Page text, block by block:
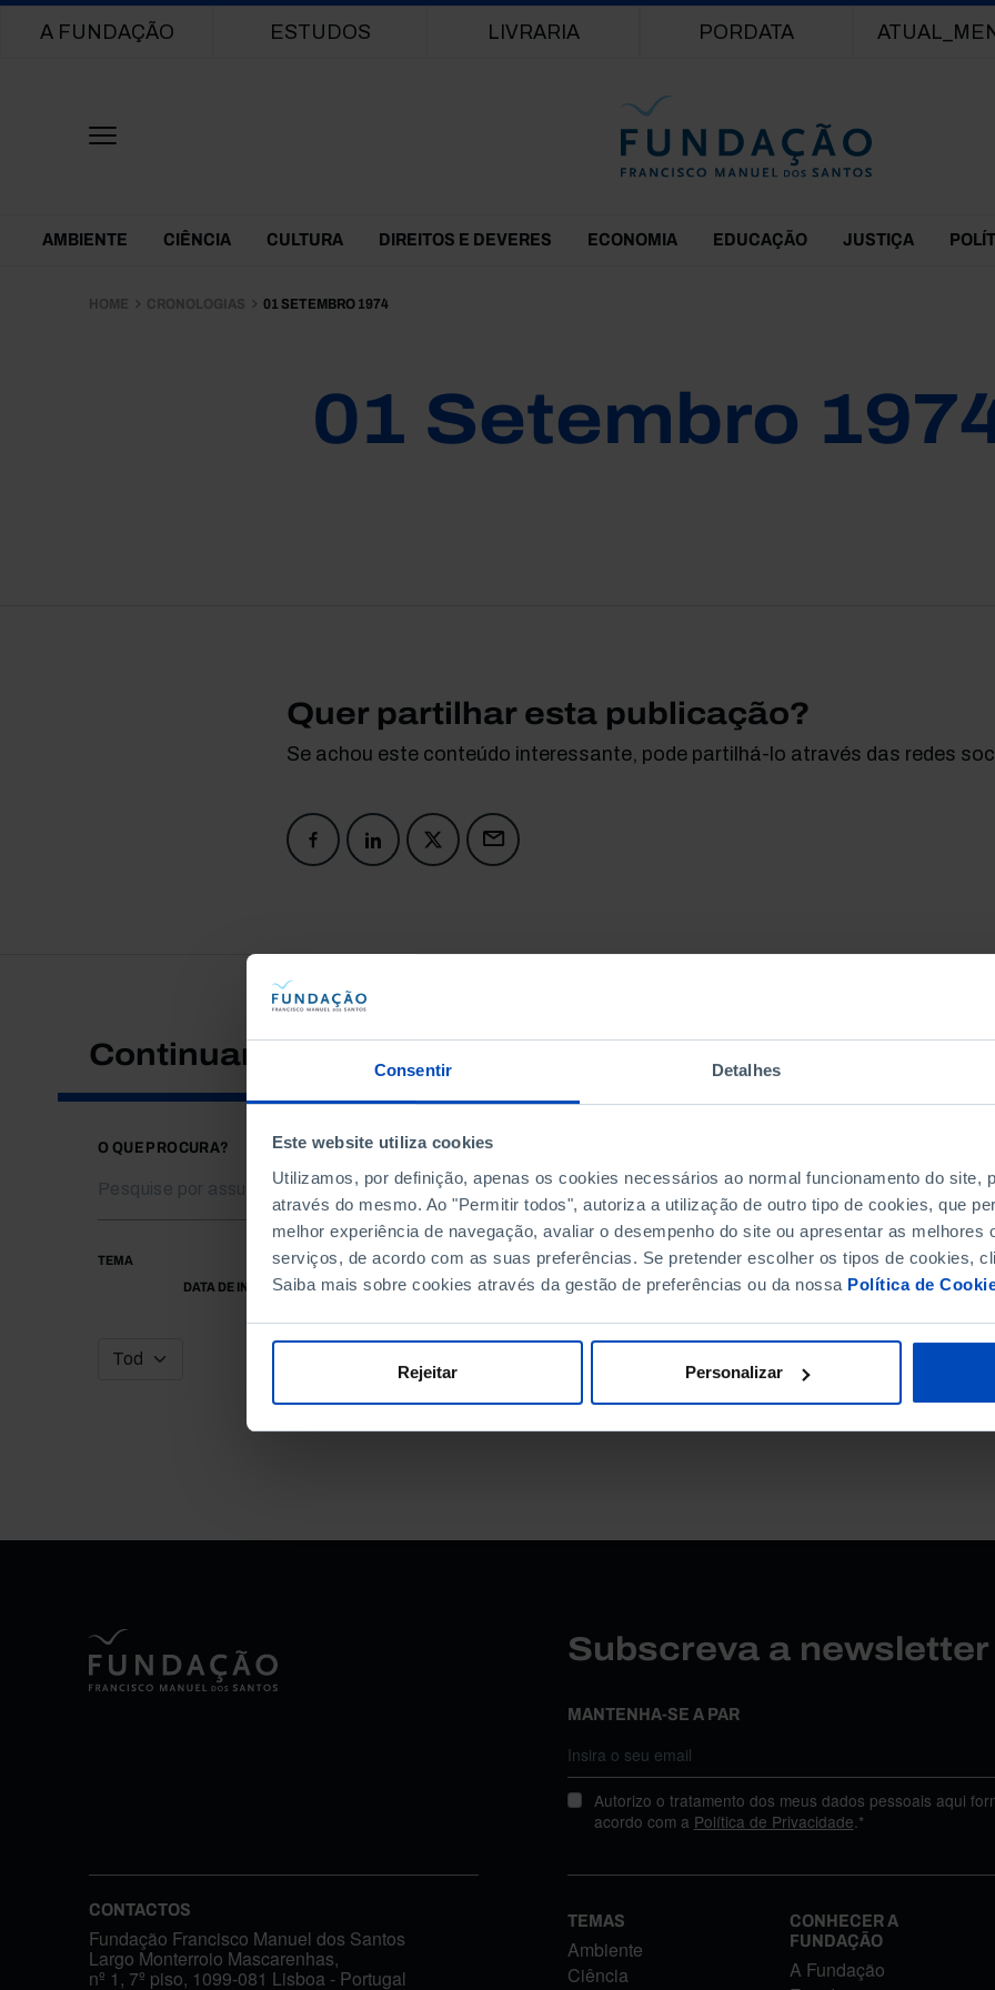
Consentir Detalhes
Este website utiliza cookies
Utilizamos, por definição, apenas os cookies necessários ao normal funcionamento do site,
através do mesmo. Ao "Permitir todos", autoriza a utilização de outro tipo de cookies, que
melhor experiência de navegação, avaliar o desempenho do site ou apresentar as melhores
serviços, de acordo com as suas preferências. Se pretender escolher os tipos de cookies,
Saiba mais sobre cookies através da gestão de preferências ou da nossa Política de
Rejeitar Personalizar
Main navigation
A FUNDAÇÃO ESTUDOS LIVRARIA PORDATA
Themes Menu
AMBIENTE CIÊNCIA CULTURA DIREITOS E DEVERES ECONOMIA EDUCAÇÃO JUSTIÇA
HOME CRONOLOGIAS 01 SETEMBRO 1974
01 Setembro
Quer partilhar esta publicação?
Se achou este conteúdo interessante, pode partilhá-lo através das redes
Continuar a pesquisar
O QUE PROCURA?
TEMA
DATA DE INÍCIO
DATA DE FIM
Subscreva a
MANTENHA-SE A PAR
Autorizo o tratamento dos meus dados pessoais aqui
acordo com a Política de Privacidade.*
CONTACTOS
Fundação Francisco Manuel dos Santos
Largo Monterroio Mascarenhas,
nº 1, 7º piso, 1099-081 Lisboa - Portugal
TEMAS
Ambiente
Ciência
CONHECER A
FUNDAÇÃO
A Fundação